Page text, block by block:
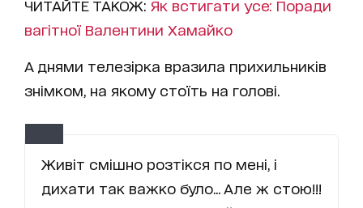
ЧИТАЙТЕ ТАКОЖ: Як встигати усе: Поради
вагітної Валентини Хамайко
А днями телезірка вразила прихильників
знімком, на якому стоїть на голові.
Живіт смішно розтікся по мені, і
дихати так важко було... Але ж стою!!!